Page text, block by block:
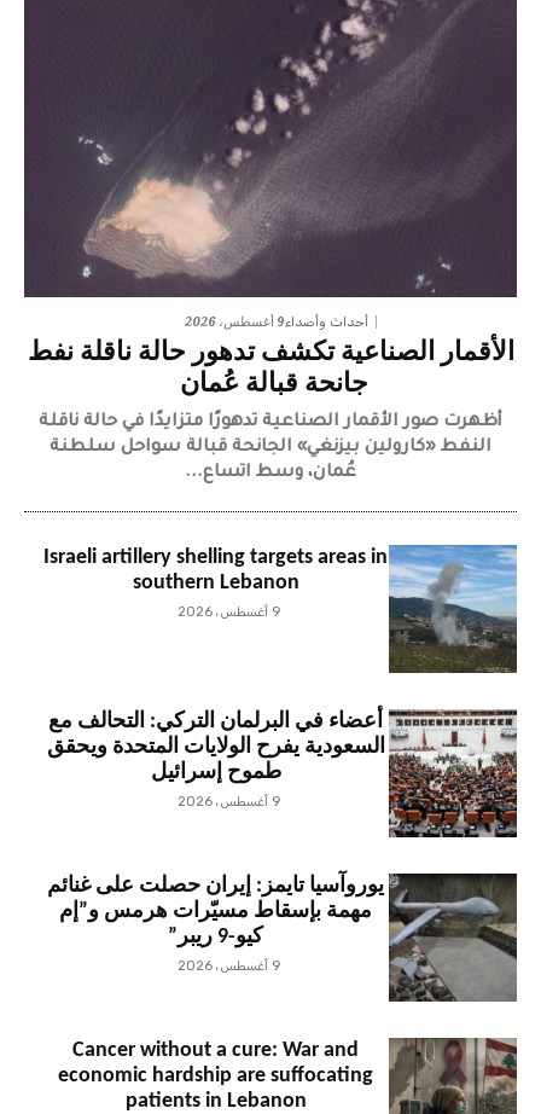
أحداث وأصداء9 أغسطس، 2026
الأقمار الصناعية تكشف تدهور حالة ناقلة نفط
جانحة قبالة عُمان
أظهرت صور الأقمار الصناعية تدهورًا متزايدًا في حالة ناقلة
النفط «كارولين بيزنغي» الجانحة قبالة سواحل سلطنة
عُمان، وسط اتساع...
Israeli artillery shelling targets areas in
southern Lebanon
9 أغسطس، 2026
أعضاء في البرلمان التركي: التحالف مع
السعودية يفرح الولايات المتحدة ويحقق
طموح إسرائيل
9 أغسطس، 2026
يوروآسيا تايمز: إيران حصلت على غنائم
مهمة بإسقاط مسيّرات هرمس و”إم
كيو-9 ريبر”
9 أغسطس، 2026
Cancer without a cure: War and
economic hardship are suffocating
patients in Lebanon